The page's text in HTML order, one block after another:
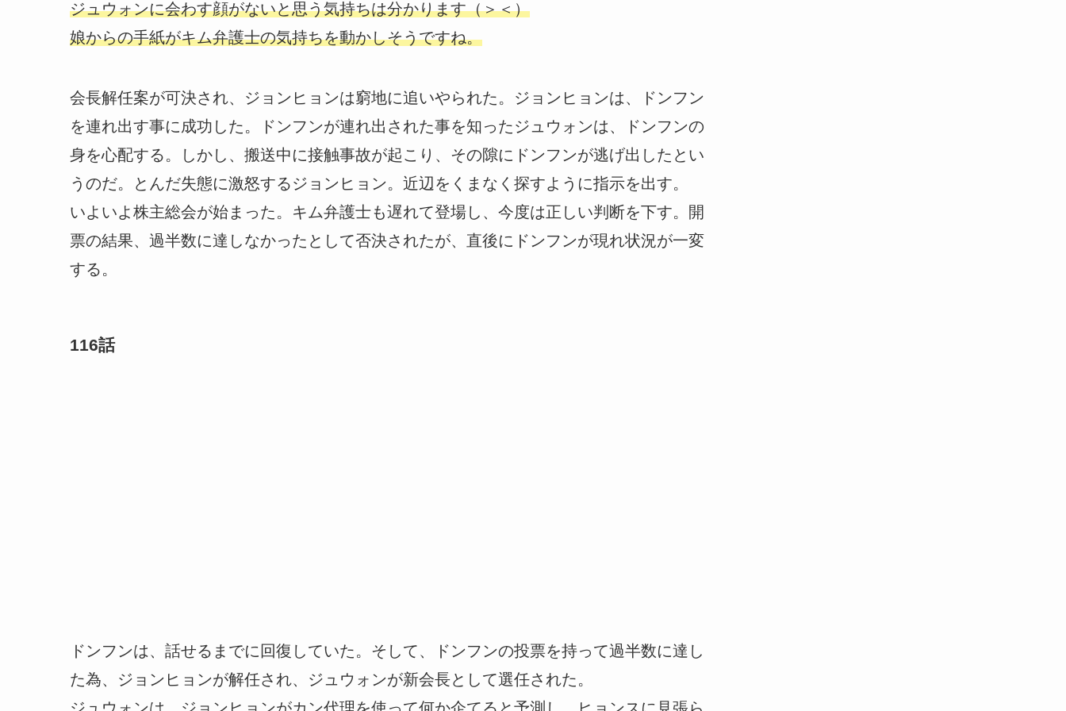
ジュウォンに会わす顔がないと思う気持ちは分かります（＞＜）
娘からの手紙がキム弁護士の気持ちを動かしそうですね。
会長解任案が可決され、ジョンヒョンは窮地に追いやられた。ジョンヒョンは、ドンフン
を連れ出す事に成功した。ドンフンが連れ出された事を知ったジュウォンは、ドンフンの
身を心配する。しかし、搬送中に接触事故が起こり、その隙にドンフンが逃げ出したとい
うのだ。とんだ失態に激怒するジョンヒョン。近辺をくまなく探すように指示を出す。
いよいよ株主総会が始まった。キム弁護士も遅れて登場し、今度は正しい判断を下す。開
票の結果、過半数に達しなかったとして否決されたが、直後にドンフンが現れ状況が一変
する。
116話
ドンフンは、話せるまでに回復していた。そして、ドンフンの投票を持って過半数に達し
た為、ジョンヒョンが解任され、ジュウォンが新会長として選任された。